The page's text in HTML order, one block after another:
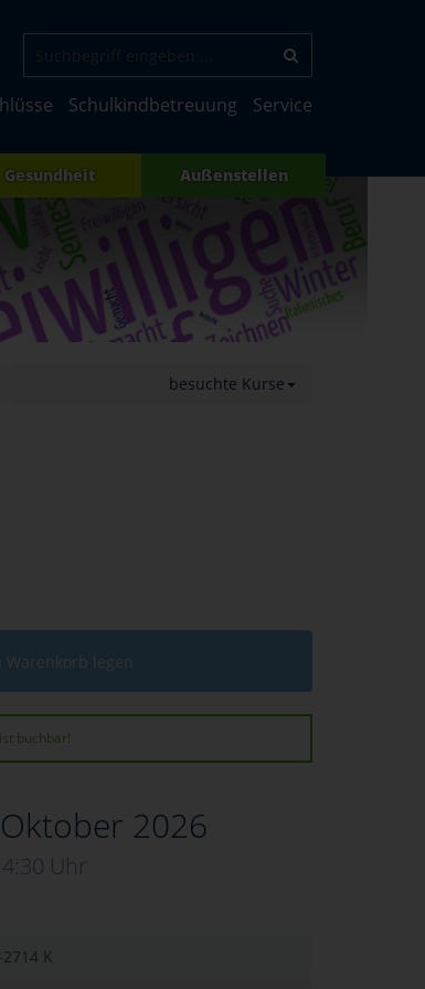
Schulkindbetreuung Service
Gesundheit Außenstellen
besuchte Kurse
Warenkorb legen
buchbar!
2026
Uhr
K